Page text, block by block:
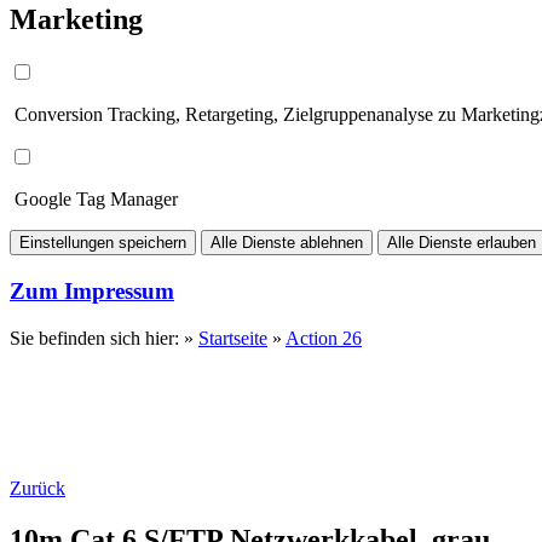
Marketing
Conversion Tracking, Retargeting, Zielgruppenanalyse zu
Google Tag Manager
Einstellungen speichern Alle Dienste ablehnen Alle Dienste erlauben
Zum Impressum
Sie befinden sich hier: » Startseite » Action 26
Zurück